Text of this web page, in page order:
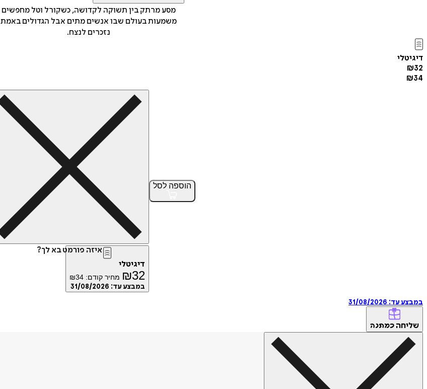
מסע מרתק בין תשוקה לקדושה, כשקורל וטל מחפשים
משמעות בעולם שבו אנשים מתים אבל הגדולים באמת
נזכרים לנצח.
דיגיטלי
₪32
₪34
הוספה לסל
איזה פורמט בא לך?
דיגיטלי
₪32 מחיר קודם: ₪34
במבצע עד: 31/08/2026
במבצע עד: 31/08/2026
שליחה כמתנה